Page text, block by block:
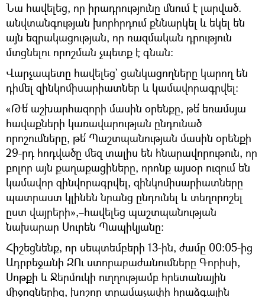
Նա հավելեց, որ իրադրությունը մնում է լարված.
անվտանգության խորհրդում քննարկել և եկել են
այն եզրակացության, որ ռազմական դրություն
մտցնելու որոշման չպետք է գնան։
Վարչապետը հավելեց` ցանկացողները կարող են
դիմել զինկոմիսարիատներ և կամավորագրվել։
«Թե՛ աշխարհազորի մասին օրենքը, թե՛ եռամսյա
հավաքների կառավարության ընդունած
որոշումները, թե՛ Պաշտպանության մասին օրենքի
29-րդ հոդվածը մեզ տալիս են հնարավորութուն, որ
բոլոր այն քաղաքացիները, որոնք այսօր ուզում են
կամավոր զինվորագրվել, զինկոմիսարիատները
պատրաստ կլինեն նրանց ընդունել և տեղորոշել
ըստ վայրերի»,–հավելեց պաշտպանության
նախարար Սուրեն Պապիկյանը։
Հիշեցնենք, որ սեպտեմբերի 13-ին, ժամը 00:05-ից
Ադրբեջանի ԶՈւ ստորաբաժանումները Գորիսի,
Սոթքի և Ջերմուկի ուղղությամբ հրետանային
միջոցներից, խոշոր տրամաչափի հրաձգային